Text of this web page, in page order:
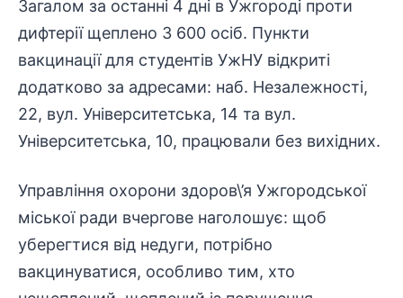
Загалом за останні 4 дні в Ужгороді проти
дифтерії щеплено 3 600 осіб. Пункти
вакцинації для студентів УжНУ відкриті
додатково за адресами: наб. Незалежності,
22, вул. Університетська, 14 та вул.
Університетська, 10, працювали без вихідних.
Управління охорони здоров\’я Ужгородської
міської ради вчергове наголошує: щоб
уберегтися від недуги, потрібно
вакцинуватися, особливо тим, хто